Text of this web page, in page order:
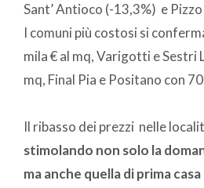
Sant’ Antioco (-13,3%) e
I comuni più costosi si
mila € al mq, Varigotti e Sestri
mq, Final Pia e Positano con
Il ribasso dei prezzi nelle localit
stimolando non solo la
ma anche quella di prima